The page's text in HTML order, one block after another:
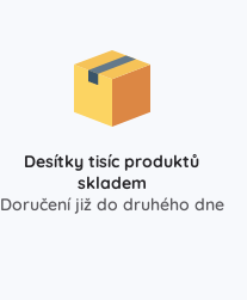
Desítky tisíc produktů
skladem
Doručení již do druhého dne